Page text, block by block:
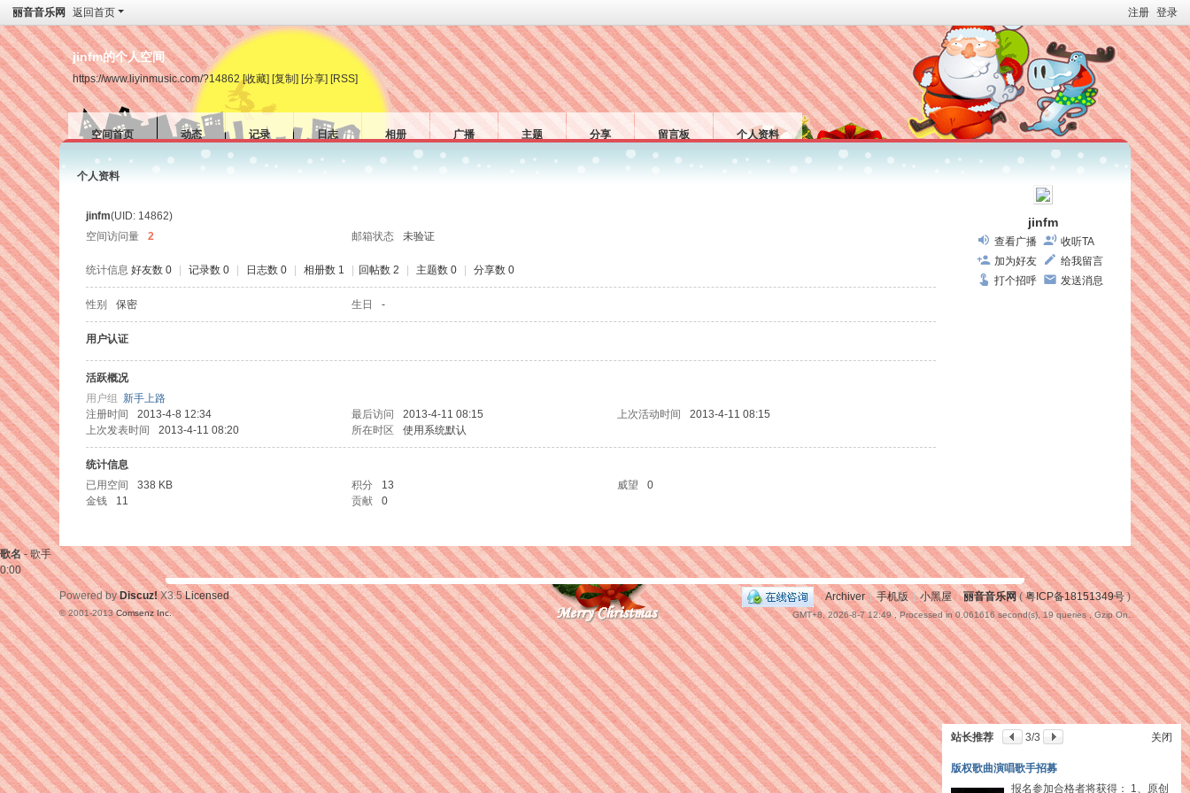
注册 登录
丽音音乐网 返回首页
jinfm的个人空间
https://www.liyinmusic.com/?14862 [收藏] [复制] [分享] [RSS]
空间首页 动态 记录 日志 相册 广播 主题 分享 留言板 个人资料
个人资料
jinfm(UID: 14862)
空间访问量
2 邮箱状态 未验证
统计信息 好友数 0 记录数 0 日志数 0 相册数 1 回帖数 2 主题数 0 分享数 0
性别 保密 生日 -
用户认证
活跃概况
用户组 新手上路
注册时间
2013-4-8 12:34 最后访问 2013-4-11 08:15 上次活动时间
2013-4-11 08:15
上次发表时间
2013-4-11 08:20 所在时区 使用系统默认
统计信息
已用空间
338 KB 积分 13 威望
0
金钱
11 贡献 0
jinfm
查看广播
收听TA
加为好友
给我留言
打个招呼
发送消息
关闭
站长推荐 3/3
版权歌曲演唱歌手招募
报名参加合格者将获得： 1、原创
歌名 -歌手
0:00
| Archiver | 手机版 | 小黑屋 | 丽音音乐网(粤ICP备18151349号)
GMT+8, 2026-8-7 12:49, Processed in 0.061616 second(s), 19 queries , Gzip On.
Powered byDiscuz! X3.5 Licensed
© 2001-2013Comsenz Inc.